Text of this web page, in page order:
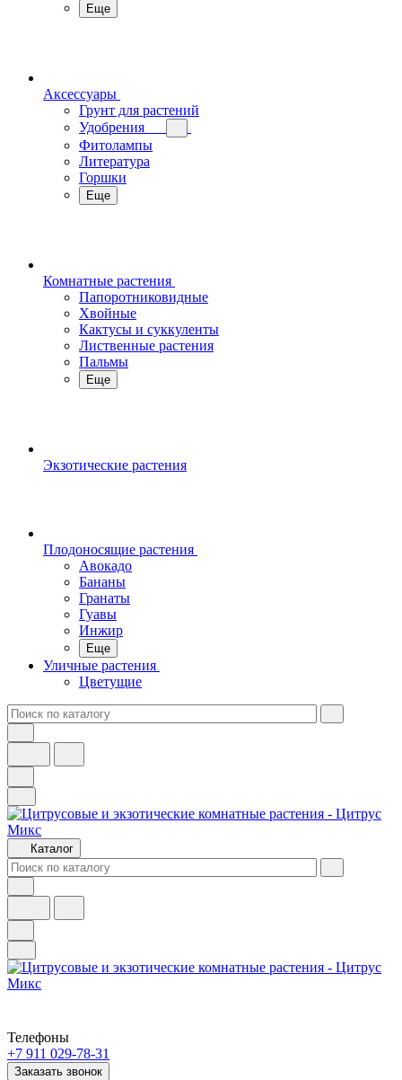
Еще
Аксессуары
Грунт для растений
Удобрения
Фитолампы
Литература
Горшки
Еще
Комнатные растения
Папоротниковидные
Хвойные
Кактусы и суккуленты
Лиственные растения
Пальмы
Еще
Экзотические растения
Плодоносящие растения
Авокадо
Бананы
Гранаты
Гуавы
Инжир
Еще
Уличные растения
Цветущие
Каталог
Телефоны
+7 911 029-78-31
Заказать звонок